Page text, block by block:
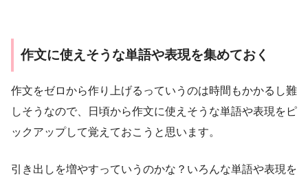
作文に使えそうな単語や表現を集めておく
作文をゼロから作り上げるっていうのは時間もかかるし難
しそうなので、日頃から作文に使えそうな単語や表現をピ
ックアップして覚えておこうと思います。
引き出しを増やすっていうのかな？いろんな単語や表現を